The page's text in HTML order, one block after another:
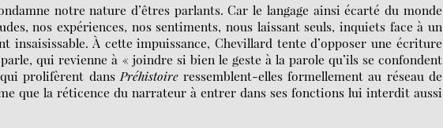
notre nature d’êtres parlants. Car le langage ainsi écarté du monde
nos expériences, nos sentiments, nous laissant seuls, inquiets face à un
insaisissable. À cette impuissance, Chevillard tente d’opposer une écriture
qui revienne à « joindre si bien le geste à la parole qu’ils se confondent
prolifèrent dans Préhistoireressemblent-elles formellement au réseau de
que la réticence du narrateur à entrer dans ses fonctions lui interdit aussi